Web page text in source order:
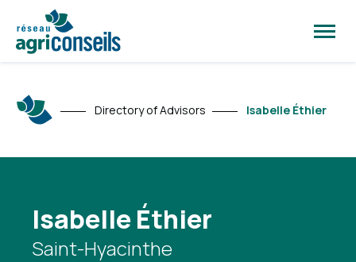
site
Directory of Advisors Isabelle Éthier
Isabelle Éthier
Saint-Hyacinthe